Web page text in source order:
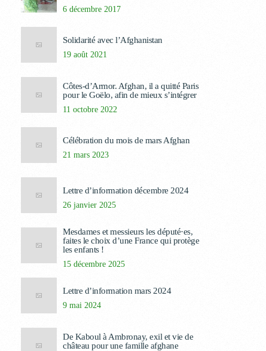
6 décembre 2017
Solidarité avec l’Afghanistan
19 août 2021
Côtes-d’Armor. Afghan, il a quitté Paris
pour le Goëlo, afin de mieux s’intégrer
11 octobre 2022
Célébration du mois de mars Afghan
21 mars 2023
Lettre d’information décembre 2024
26 janvier 2025
Mesdames et messieurs les député·es,
faites le choix d’une France qui protège
les enfants !
15 décembre 2025
Lettre d’information mars 2024
9 mai 2024
De Kaboul à Ambronay, exil et vie de
château pour une famille afghane